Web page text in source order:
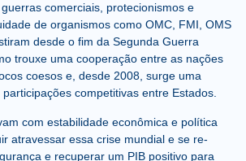
comerciais, protecionismos e
de organismos como OMC, FMI, OMS
desde o fim da Segunda Guerra
trouxe uma cooperação entre as nações
coesos e, desde 2008, surge uma
competitivas entre Estados.
com estabilidade econômica e política
atravessar essa crise mundial e se re-
e recuperar um PIB positivo para